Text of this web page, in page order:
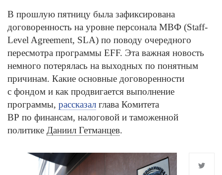
В прошлую пятницу была зафиксирована
договоренность на уровне персонала МВФ (Staff-
Level Agreement, SLA) по поводу очередного
пересмотра программы EFF. Эта важная новость
немного потерялась на выходных по понятным
причинам. Какие основные договоренности
с фондом и как продвигается выполнение
программы, рассказал глава Комитета
BP по финансам, налоговой и таможенной
политике Даниил Гетманцев.